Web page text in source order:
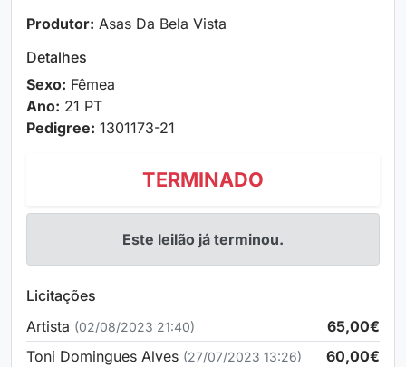
Produtor: Asas Da Bela Vista
Detalhes
Sexo: Fêmea
Ano: 21 PT
Pedigree: 1301173-21
TERMINADO
Este leilão já terminou.
Licitações
Artista (02/08/2023 21:40)
65,00€
Toni Domingues Alves (27/07/2023 13:26)
60,00€